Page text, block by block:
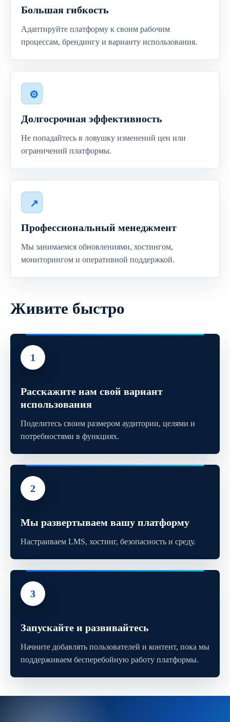
Большая гибкость
Адаптируйте платформу к своим рабочим
процессам, брендингу и варианту использования.
Долгосрочная эффективность
Не попадайтесь в ловушку изменений цен или
ограничений платформы.
Профессиональный менеджмент
Мы занимаемся обновлениями, хостингом,
мониторингом и оперативной поддержкой.
Живите быстро
1
Расскажите нам свой вариант
использования
Поделитесь своим размером аудитории, целями и
потребностями в функциях.
2
Мы развертываем вашу платформу
Настраиваем LMS, хостинг, безопасность и среду.
3
Запускайте и развивайтесь
Начните добавлять пользователей и контент, пока мы
поддерживаем бесперебойную работу платформы.